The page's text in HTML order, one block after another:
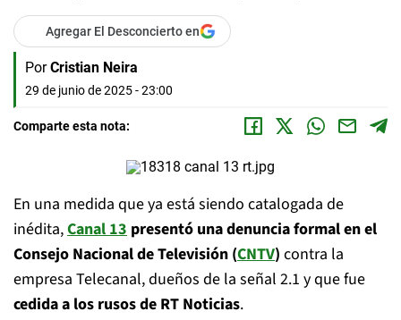
Agregar El Desconcierto en
Por Cristian Neira
29 de junio de 2025 - 23:00
Comparte esta nota:
En una medida que ya está siendo catalogada de
inédita,Canal 13 presentó una denuncia formal en el
Consejo Nacional de Televisión (CNTV) contra la
empresa Telecanal, dueños de la señal 2.1 y que fue
cedida a los rusos de RT Noticias.